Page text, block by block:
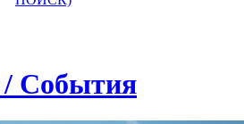
/ События